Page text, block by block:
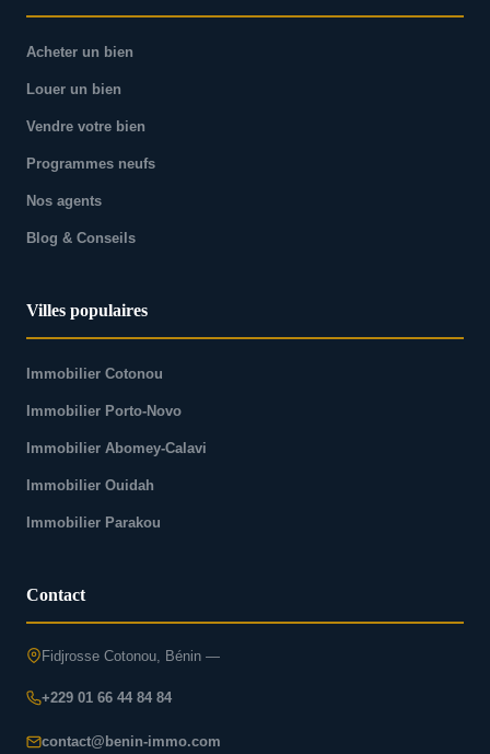
Acheter un bien
Louer un bien
Vendre votre bien
Programmes neufs
Nos agents
Blog & Conseils
Villes populaires
Immobilier Cotonou
Immobilier Porto-Novo
Immobilier Abomey-Calavi
Immobilier Ouidah
Immobilier Parakou
Contact
Fidjrosse Cotonou, Bénin —
+229 01 66 44 84 84
contact@benin-immo.com